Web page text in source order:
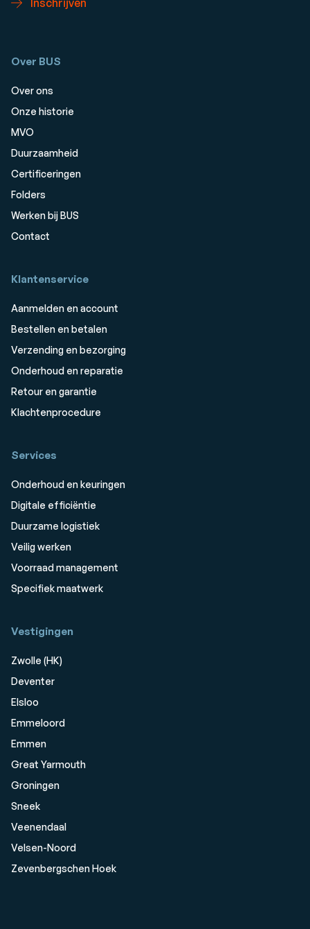
Inschrijven
Over BUS
Over ons
Onze historie
MVO
Duurzaamheid
Certificeringen
Folders
Werken bij BUS
Contact
Klantenservice
Aanmelden en account
Bestellen en betalen
Verzending en bezorging
Onderhoud en reparatie
Retour en garantie
Klachtenprocedure
Services
Onderhoud en keuringen
Digitale efficiëntie
Duurzame logistiek
Veilig werken
Voorraad management
Specifiek maatwerk
Vestigingen
Zwolle (HK)
Deventer
Elsloo
Emmeloord
Emmen
Great Yarmouth
Groningen
Sneek
Veenendaal
Velsen-Noord
Zevenbergschen Hoek